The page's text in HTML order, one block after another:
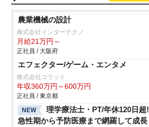
農業機械の設計
株式会社インターテクノ
月給21万円～
正社員 / 大阪府
エフェクター/ゲーム・エンタメ
株式会社コラット
年収360万円～600万円
正社員 / 東京都
NEW
理学療法士・PT/年休120日超!
急性期から予防医療まで網羅して成長